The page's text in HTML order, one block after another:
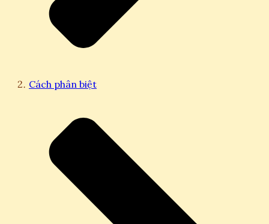
Cách phân biệt